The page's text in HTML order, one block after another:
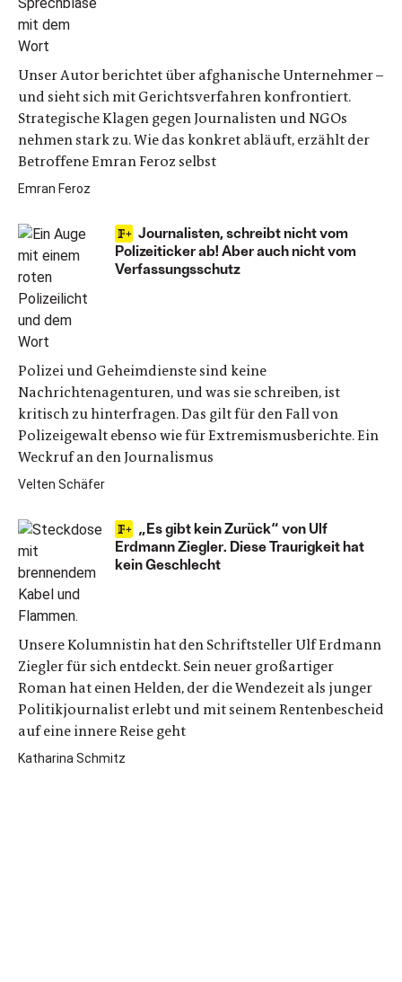
Unser Autor berichtet über afghanische Unternehmer –
und sieht sich mit Gerichtsverfahren konfrontiert.
Strategische Klagen gegen Journalisten und NGOs
nehmen stark zu. Wie das konkret abläuft, erzählt der
Betroffene Emran Feroz selbst
Emran Feroz
Journalisten, schreibt nicht vom
Polizeiticker ab! Aber auch nicht vom
Verfassungsschutz
Polizei und Geheimdienste sind keine
Nachrichtenagenturen, und was sie schreiben, ist
kritisch zu hinterfragen. Das gilt für den Fall von
Polizeigewalt ebenso wie für Extremismusberichte. Ein
Weckruf an den Journalismus
Velten Schäfer
„Es gibt kein Zurück“ von Ulf
Erdmann Ziegler. Diese Traurigkeit hat
kein Geschlecht
Unsere Kolumnistin hat den Schriftsteller Ulf Erdmann
Ziegler für sich entdeckt. Sein neuer großartiger
Roman hat einen Helden, der die Wendezeit als junger
Politikjournalist erlebt und mit seinem Rentenbescheid
auf eine innere Reise geht
Katharina Schmitz